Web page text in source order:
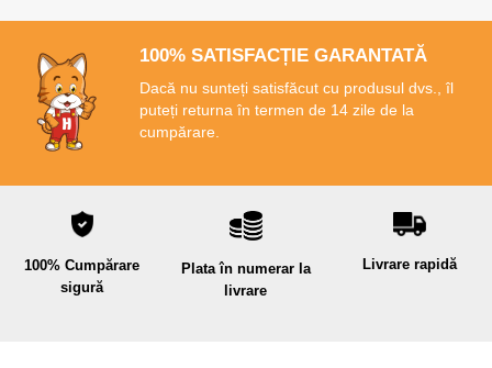
100% SATISFACȚIE GARANTATĂ
Dacă nu sunteți satisfăcut cu produsul dvs., îl
puteți returna în termen de 14 zile de la
cumpărare.
100% Cumpărare
sigură
Plata în numerar la
livrare
Livrare rapidă